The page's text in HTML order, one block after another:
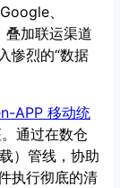
、
叠加联运渠道
惨烈的“数据
APP 移动统
通过在数仓
）管线，协助
执行彻底的清